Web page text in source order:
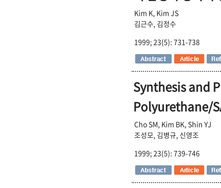
Kim K, Kim JS
김근수, 김정수
1999; 23(5): 731-738
Synthesis and
Polyurethane/
Cho SM, Kim BK, Shin YJ
조성모, 김병규, 신영조
1999; 23(5): 739-746